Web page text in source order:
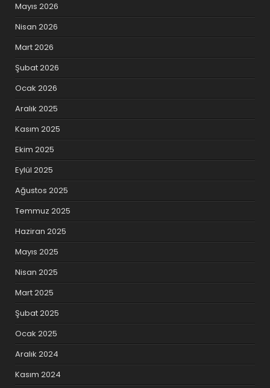
Mayıs 2026
Nisan 2026
Mart 2026
Şubat 2026
Ocak 2026
Aralık 2025
Kasım 2025
Ekim 2025
Eylül 2025
Ağustos 2025
Temmuz 2025
Haziran 2025
Mayıs 2025
Nisan 2025
Mart 2025
Şubat 2025
Ocak 2025
Aralık 2024
Kasım 2024